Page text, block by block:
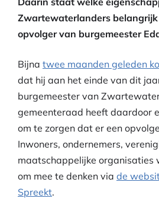
Zwartewaterlanders
opvolger van burgemeester
Bijna twee maanden geleden
dat hij aan het einde van dit
burgemeester van
gemeenteraad heeft daardoor
om te zorgen dat er een
Inwoners, ondernemers,
maatschappelijke organisaties
om mee te denken via de
Spreekt.